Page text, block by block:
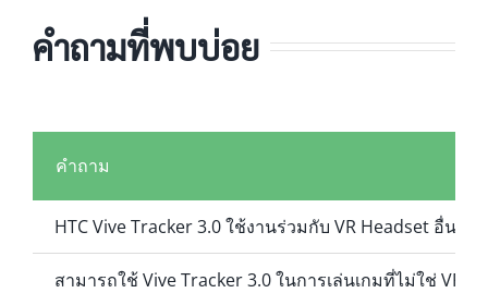
คำถามที่พบบ่อย
คำถาม
HTC Vive Tracker 3.0 ใช้งานร่วมกับ VR Headset อื่น ๆ
สามารถใช้ Vive Tracker 3.0 ในการเล่นเกมที่ไม่ใช่ VR ไ